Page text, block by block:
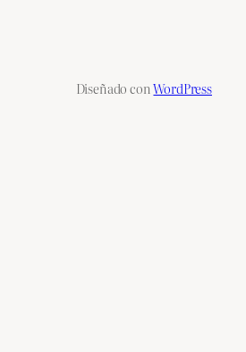
Diseñado conWordPress